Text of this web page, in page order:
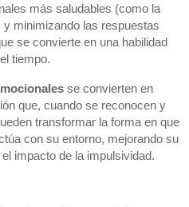
más saludables (como la
minimizando las respuestas
se convierte en una habilidad
tiempo.
se convierten en
que, cuando se reconocen y
transformar la forma en que
con su entorno, mejorando su
impacto de la impulsividad.